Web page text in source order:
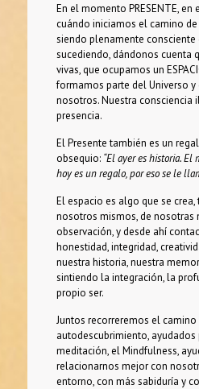
En el momento PRESENTE, en
cuándo iniciamos el camino de
siendo plenamente consciente
sucediendo, dándonos cuenta
vivas, que ocupamos un
formamos parte del Universo y
nosotros. Nuestra consciencia
presencia.
El Presente también es un
obsequio: “El ayer es historia. El
hoy es un regalo, por eso se le
El espacio es algo que se
nosotros mismos, de nosotras
observación, y desde ahí
honestidad, integridad,
nuestra historia, nuestra
sintiendo la integración, la
propio ser.
Juntos recorreremos el
autodescubrimiento, ayudados
meditación, el Mindfulness,
relacionarnos mejor con
entorno, con más sabiduría y